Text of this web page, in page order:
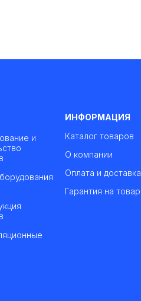
и
ИНФОРМАЦИЯ
Каталог товаров
О компании
Оплата и доставка
Гарантия на товар